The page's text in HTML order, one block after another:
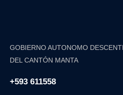
GOBIERNO AUTONOMO
DEL CANTÓN MANTA
+593 611558